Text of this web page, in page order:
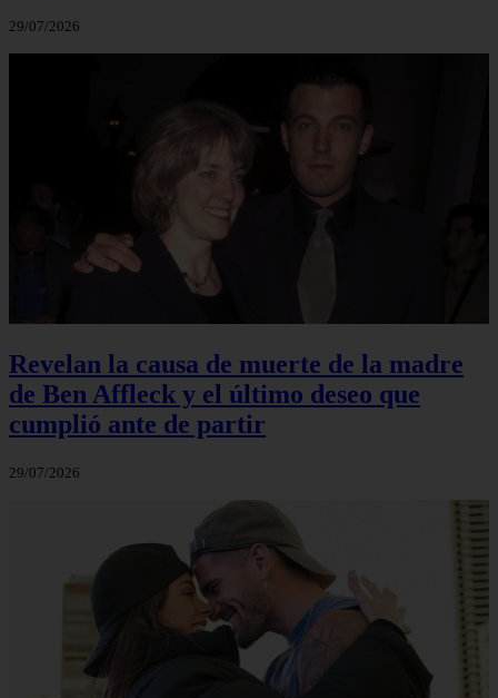
29/07/2026
Revelan la causa de muerte de la madre
de Ben Affleck y el último deseo que
cumplió ante de partir
29/07/2026